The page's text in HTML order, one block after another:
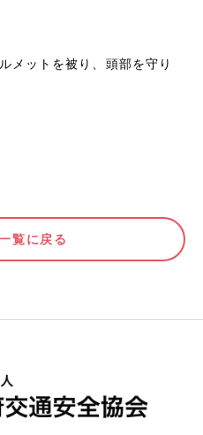
メットを被り、頭部を守り
覧に戻る